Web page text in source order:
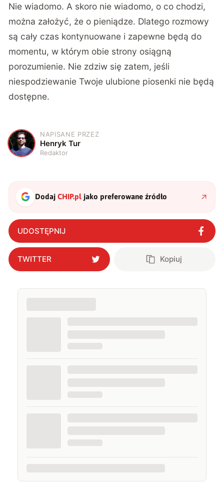
Nie wiadomo. A skoro nie wiadomo, o co chodzi,
można założyć, że o pieniądze. Dlatego rozmowy
są cały czas kontynuowane i zapewne będą do
momentu, w którym obie strony osiągną
porozumienie. Nie zdziw się zatem, jeśli
niespodziewanie Twoje ulubione piosenki nie będą
dostępne.
H
NAPISANE PRZEZ
Henryk Tur
Redaktor
DodajCHIP.pl jako preferowane źródło
UDOSTĘPNIJ
TWITTER Kopiuj